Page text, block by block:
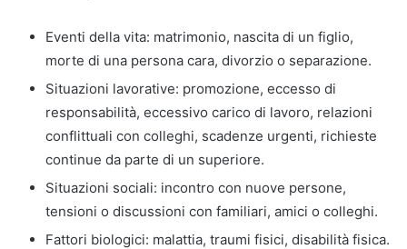
Eventi della vita: matrimonio, nascita di un figlio,
morte di una persona cara, divorzio o separazione.
Situazioni lavorative: promozione, eccesso di
responsabilità, eccessivo carico di lavoro, relazioni
conflittuali con colleghi, scadenze urgenti, richieste
continue da parte di un superiore.
Situazioni sociali: incontro con nuove persone,
tensioni o discussioni con familiari, amici o colleghi.
Fattori biologici: malattia, traumi fisici, disabilità fisica.